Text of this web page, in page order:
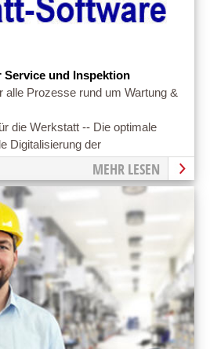
und Inspektion
alle Prozesse rund um Wartung &
die Werkstatt -- Die optimale
Digitalisierung der
MEHR LESEN